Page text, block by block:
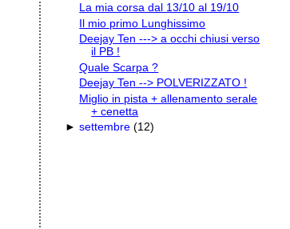
La mia corsa dal 13/10 al 19/10
Il mio primo Lunghissimo
Deejay Ten ---> a occhi chiusi verso
il PB !
Quale Scarpa ?
Deejay Ten --> POLVERIZZATO !
Miglio in pista + allenamento serale
+ cenetta
►settembre (12)